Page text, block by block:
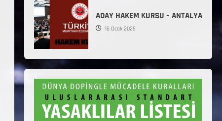
ADAY HAKEM KURSU – ANTALYA
16 Ocak 2025